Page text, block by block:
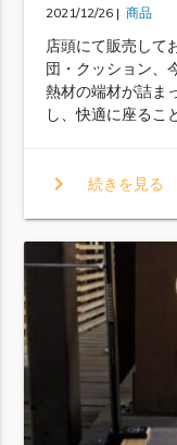
2021/12/26 | 商品
店頭にて販売して
団・クッション、
熱材の端材が詰ま
し、快適に座るこ
chevron_right 続きを見る